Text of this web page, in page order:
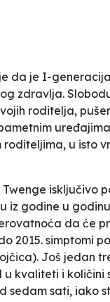
da je I-
zdravlja.
roditelja,
u isto
isključivo
iz godine u
da će
2015. simptomi
Još jedan
kvaliteti i količini
sedam sati, iako